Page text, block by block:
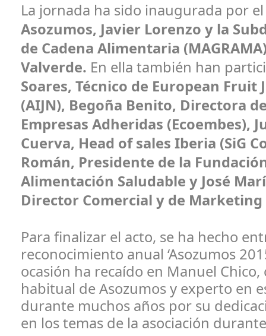
La jornada ha sido inaugurada por
Asozumos, Javier Lorenzo y la
de Cadena Alimentaria
Valverde. En ella también han
Soares, Técnico de European Fruit
(AIJN), Begoña Benito, Directora
Empresas Adheridas (Ecoembes),
Cuerva, Head of sales Iberia (SiG
Román, Presidente de la
Alimentación Saludable y José
Director Comercial y de Marketing
Para finalizar el acto, se ha hecho
reconocimiento anual ‘Asozumos
ocasión ha recaído en Manuel
habitual de Asozumos y experto en
durante muchos años por su
en los temas de la asociación